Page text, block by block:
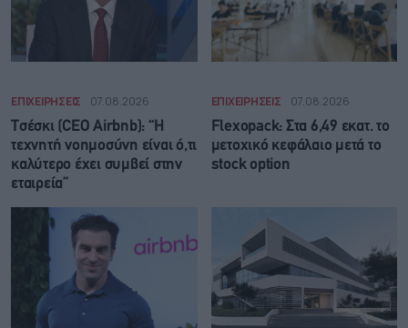
ΕΠΙΧΕΙΡΗΣΕΙΣ 07.08.2026
Τσέσκι (CEO Airbnb): “Η
τεχνητή νοημοσύνη είναι ό,τι
καλύτερο έχει συμβεί στην
εταιρεία”
ΕΠΙΧΕΙΡΗΣΕΙΣ 07.08.2026
Flexopack: Στα 6,49 εκατ. το
μετοχικό κεφάλαιο μετά το
stock option